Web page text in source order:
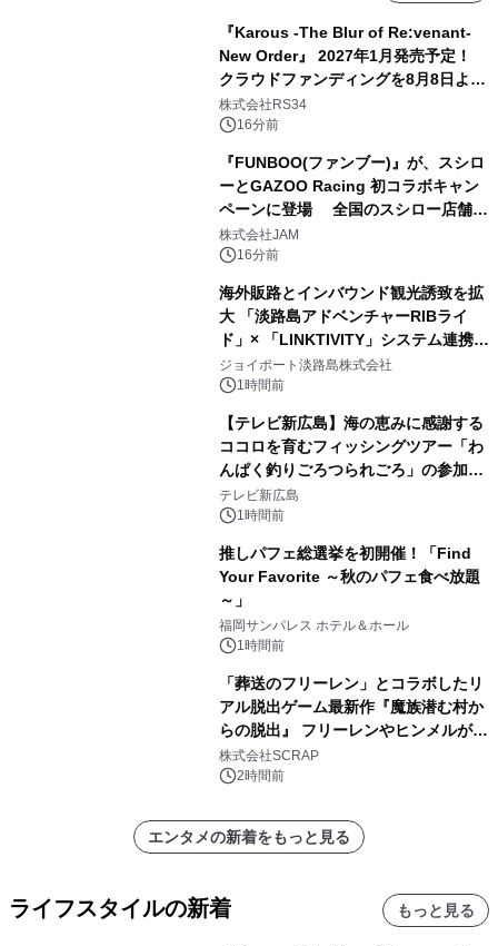
『Karous -The Blur of Re:venant-
New Order』 2027年1月発売予定！
クラウドファンディングを8月8日より
開始
株式会社RS34
16分前
『FUNBOO(ファンブー)』が、スシロ
ーとGAZOO Racing 初コラボキャン
ペーンに登場 全国のスシロー店舗で
GR 4車種の FUNBOO(ミニカー)付き
メニューが展開されます
株式会社JAM
16分前
海外販路とインバウンド観光誘致を拡
大 「淡路島アドベンチャーRIBライ
ド」× 「LINKTIVITY」システム連携を
開始！
ジョイポート淡路島株式会社
1時間前
【テレビ新広島】海の恵みに感謝する
ココロを育むフィッシングツアー「わ
んぱく釣りごろつられごろ」の参加小
学生を募集
テレビ新広島
1時間前
推しパフェ総選挙を初開催！「Find
Your Favorite ～秋のパフェ食べ放題
～」
福岡サンパレス ホテル＆ホール
1時間前
「葬送のフリーレン」とコラボしたリ
アル脱出ゲーム最新作『魔族潜む村か
らの脱出』 フリーレンやヒンメルが武
器を手に魔族を見据える描き下ろしメ
インビジュアル公開
株式会社SCRAP
2時間前
エンタメの新着をもっと見る
ライフスタイルの新着 もっと見る